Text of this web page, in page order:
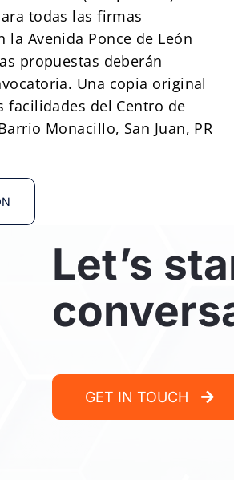
todas las firmas
la Avenida Ponce de León
propuestas deberán
Una copia original
facilidades del Centro de
Monacillo, San Juan, PR
Let’s
GET IN TOUCH